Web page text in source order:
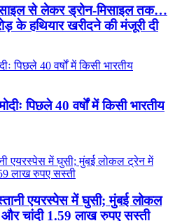
से लेकर ड्रोन-मिसाइल तक…
के हथियार खरीदने की मंजूरी दी
पिछले 40 वर्षों में किसी भारतीय
एयरस्पेस में घुसी; मुंबई लोकल
और चांदी 1.59 लाख रुपए सस्ती